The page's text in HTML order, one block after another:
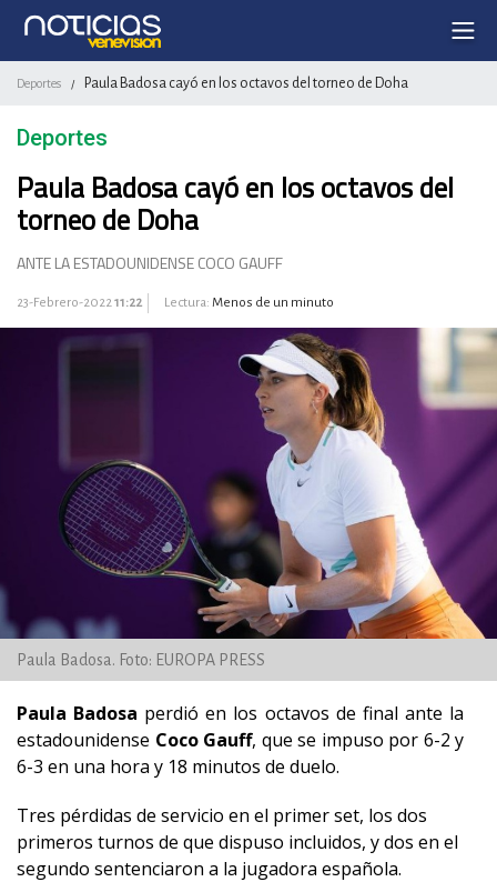
Deportes / Paula Badosa cayó en los octavos del torneo de Doha
Deportes
Paula Badosa cayó en los octavos del
torneo de Doha
ANTE LA ESTADOUNIDENSE COCO GAUFF
23-Febrero-202211:22 Lectura: Menos de un minuto
Paula Badosa. Foto: EUROPA PRESS
Paula Badosa perdió en los octavos de final ante la
estadounidense Coco Gauff, que se impuso por 6-2 y
6-3 en una hora y 18 minutos de duelo.
Tres pérdidas de servicio en el primer set, los dos
primeros turnos de que dispuso incluidos, y dos en el
segundo sentenciaron a la jugadora española.